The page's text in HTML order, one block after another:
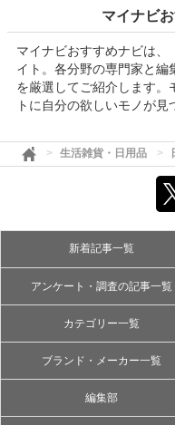
マイナビ
マイナビおすすめナビは、
イト。各分野の専門家と編
を厳選してご紹介します。
トに自分の欲しいモノが見
生活雑貨・日用品
新着記事一覧
アンケート・調査の記事一覧
カテゴリー一覧
ブランド・メーカー一覧
編集部